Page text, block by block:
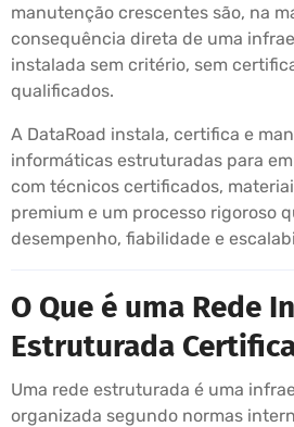
manutenção crescentes são, na
consequência direta de uma
instalada sem critério, sem
qualificados.
A DataRoad instala, certifica e
informáticas estruturadas para
com técnicos certificados,
premium e um processo rigoroso
desempenho, fiabilidade e
O Que é uma Rede
Estruturada
Uma rede estruturada é uma
organizada segundo normas